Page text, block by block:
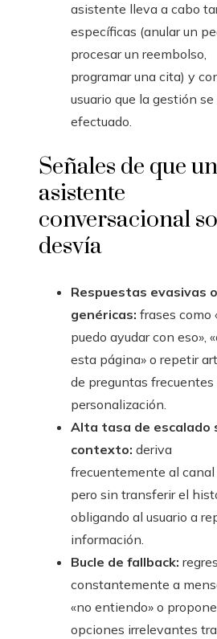
asistente lleva a cabo
específicas (anular un
procesar un reembolso,
programar una cita) y
usuario que la gestión
efectuado.
Señales de que un
asistente
conversacional
desvía
Respuestas evasivas o
genéricas: frases como
puedo ayudar con eso»,
esta página» o repetir
de preguntas frecuentes
personalización.
Alta tasa de escalado
contexto: deriva
frecuentemente al canal
pero sin transferir el
obligando al usuario a
información.
Bucle de fallback:
constantemente a
«no entiendo» o propone
opciones irrelevantes